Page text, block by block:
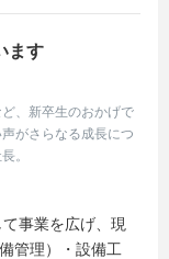
ます
、新卒生のおかげで
がさらなる成長につ
。
事業を広げ、現
管理）・設備工